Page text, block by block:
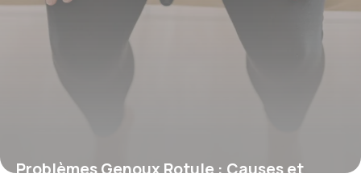
Problèmes Genoux Rotule : Causes et